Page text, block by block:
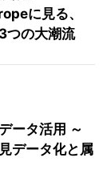
に見る、
つの大潮流
ータ活用 ～
データ化と属